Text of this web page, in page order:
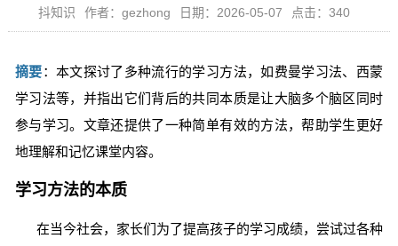
抖知识 作者：gezhong 日期：2026-05-07 点击：340
摘要：本文探讨了多种流行的学习方法，如费曼学习法、西蒙
学习法等，并指出它们背后的共同本质是让大脑多个脑区同时
参与学习。文章还提供了一种简单有效的方法，帮助学生更好
地理解和记忆课堂内容。
学习方法的本质
在当今社会，家长们为了提高孩子的学习成绩，尝试过各种